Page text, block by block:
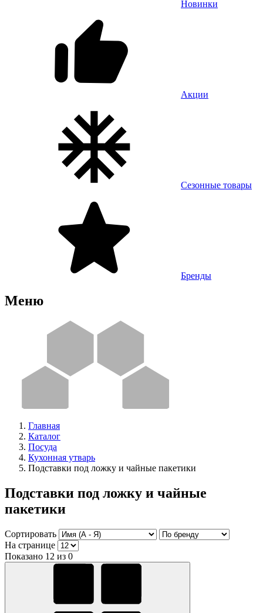
Новинки
Акции
Сезонные товары
Бренды
Меню
Главная
Каталог
Посуда
Кухонная утварь
Подставки под ложку и чайные пакетики
Подставки под ложку и чайные
пакетики
Сортировать
На странице
Показано 12 из 0